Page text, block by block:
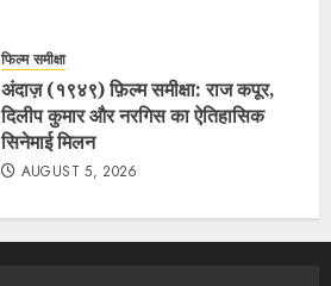
फिल्म समीक्षा
अंदाज़ (१९४९) फ़िल्म समीक्षा: राज कपूर,
दिलीप कुमार और नरगिस का ऐतिहासिक
सिनेमाई मिलन
AUGUST 5, 2026